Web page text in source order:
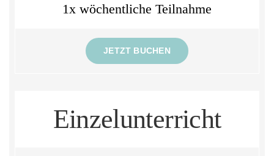
1x wöchentliche Teilnahme
JETZT BUCHEN
Einzelunterricht